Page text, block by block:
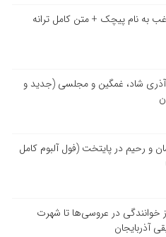
به نام پیچک + متن کامل ترانه
شاد، غمگین و مجلسی (جدید و
و رحیم در پایتخت (فول آلبوم کامل
خوانندگی در عروسی‌ها تا شهرت
آذربایجان